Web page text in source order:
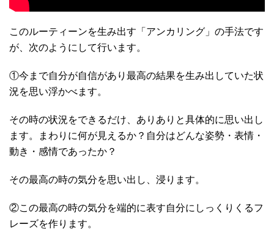
このルーティーンを生み出す「アンカリング」の手法です
が、次のようにして行います。
①今まで自分が自信があり最高の結果を生み出していた状
況を思い浮かべます。
その時の状況をできるだけ、ありありと具体的に思い出し
ます。まわりに何が見えるか？自分はどんな姿勢・表情・
動き・感情であったか？
その最高の時の気分を思い出し、浸ります。
②この最高の時の気分を端的に表す自分にしっくりくるフ
レーズを作ります。